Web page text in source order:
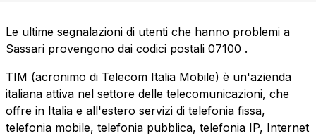
Le ultime segnalazioni di utenti che hanno problemi a
Sassari provengono dai codici postali 07100 .
TIM (acronimo di Telecom Italia Mobile) è un'azienda
italiana attiva nel settore delle telecomunicazioni, che
offre in Italia e all'estero servizi di telefonia fissa,
telefonia mobile, telefonia pubblica, telefonia IP, Internet